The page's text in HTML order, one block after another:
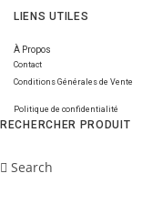
LIENS UTILES
À Propos
Contact
Conditions Générales de Vente
Politique de confidentialité
RECHERCHER PRODUIT
Search